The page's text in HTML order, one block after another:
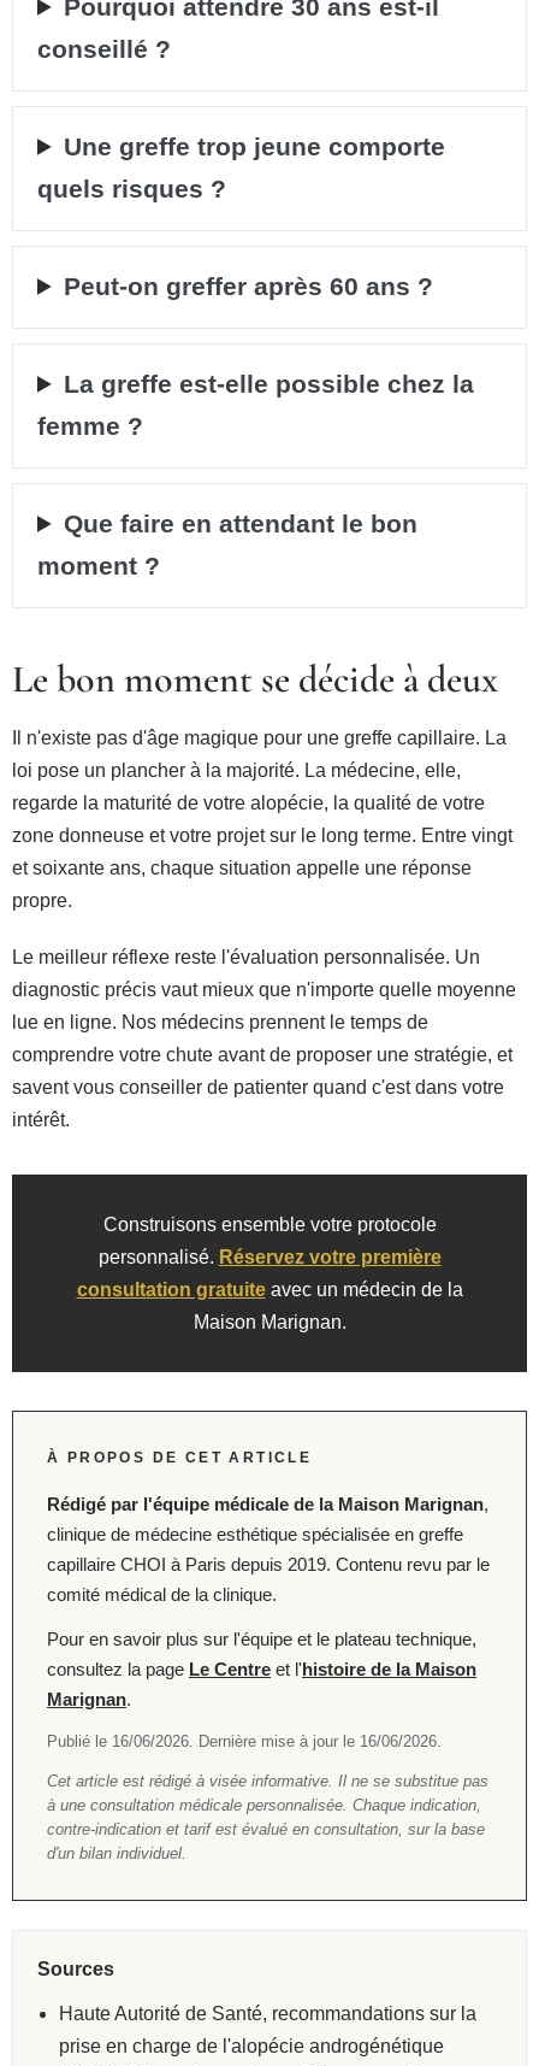
Pourquoi attendre 30 ans est-il
conseillé ?
Une greffe trop jeune comporte
quels risques ?
Peut-on greffer après 60 ans ?
La greffe est-elle possible chez la
femme ?
Que faire en attendant le bon
moment ?
Le bon moment se décide à deux
Il n'existe pas d'âge magique pour une greffe capillaire. La
loi pose un plancher à la majorité. La médecine, elle,
regarde la maturité de votre alopécie, la qualité de votre
zone donneuse et votre projet sur le long terme. Entre vingt
et soixante ans, chaque situation appelle une réponse
propre.
Le meilleur réflexe reste l'évaluation personnalisée. Un
diagnostic précis vaut mieux que n'importe quelle moyenne
lue en ligne. Nos médecins prennent le temps de
comprendre votre chute avant de proposer une stratégie, et
savent vous conseiller de patienter quand c'est dans votre
intérêt.
Construisons ensemble votre protocole
personnalisé. Réservez votre première
consultation gratuiteavec un médecin de la
Maison Marignan.
À PROPOS DE CET ARTICLE
Rédigé par l'équipe médicale de la Maison Marignan,
clinique de médecine esthétique spécialisée en greffe
capillaire CHOI à Paris depuis 2019. Contenu revu par le
comité médical de la clinique.
Pour en savoir plus sur l'équipe et le plateau technique,
consultez la page Le Centre et l'histoire de la Maison
Marignan.
Publié le 16/06/2026. Dernière mise à jour le 16/06/2026.
Cet article est rédigé à visée informative. Il ne se substitue pas
à une consultation médicale personnalisée. Chaque indication,
contre-indication et tarif est évalué en consultation, sur la base
d'un bilan individuel.
Sources
Haute Autorité de Santé, recommandations sur la
prise en charge de l'alopécie androgénétique